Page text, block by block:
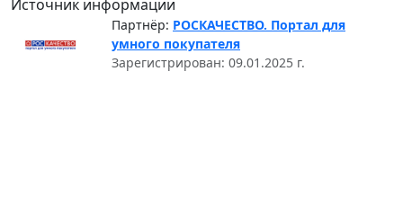
Источник информации
Партнёр: РОСКАЧЕСТВО. Портал для
умного покупателя
Зарегистрирован: 09.01.2025 г.